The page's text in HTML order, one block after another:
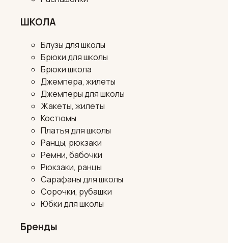
ШКОЛА
Блузы для школы
Брюки для школы
Брюки школа
Джемпера, жилеты
Джемперы для школы
Жакеты, жилеты
Костюмы
Платья для школы
Ранцы, рюкзаки
Ремни, бабочки
Рюкзаки, ранцы
Сарафаны для школы
Сорочки, рубашки
Юбки для школы
Бренды